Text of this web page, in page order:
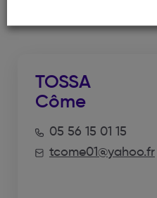
TOSSA
Côme
05 56 15 01 15
tcome01@yahoo.fr